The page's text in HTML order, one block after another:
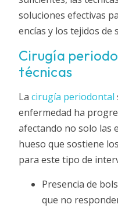
soluciones efectivas
encías y los tejidos de
Cirugía
técnicas
Lacirugía periodontal
enfermedad ha
afectando no solo las
hueso que sostiene
para este tipo de
Presencia de
que no